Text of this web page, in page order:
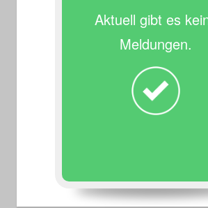
Aktuell gibt es
Meldungen.